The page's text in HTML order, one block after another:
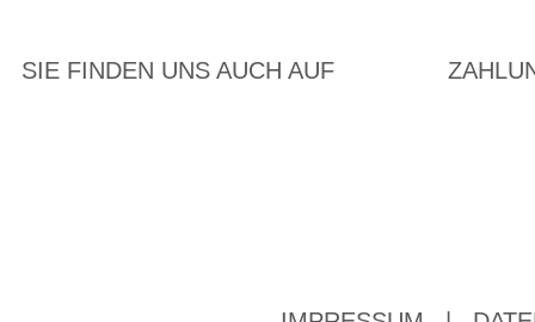
SIE FINDEN UNS AUCH AUF